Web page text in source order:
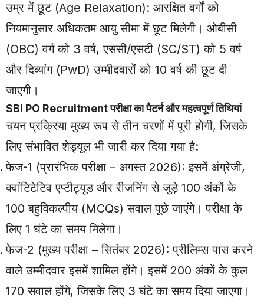
उम्र में छूट (Age Relaxation): आरक्षित वर्गों को
नियमानुसार अधिकतम आयु सीमा में छूट मिलेगी। ओबीसी
(OBC) वर्ग को 3 वर्ष, एससी/एसटी (SC/ST) को 5 वर्ष
और दिव्यांग (PwD) उम्मीदवारों को 10 वर्ष की छूट दी
जाएगी।
SBI PO Recruitment परीक्षा का पैटर्न और महत्वपूर्ण तिथियां
चयन प्रक्रिया मुख्य रूप से तीन चरणों में पूरी होगी, जिसके
लिए संभावित शेड्यूल भी जारी कर दिया गया है:
फेज-1 (प्रारंभिक परीक्षा – अगस्त 2026): इसमें अंग्रेजी,
क्वांटिटेटिव एप्टीट्यूड और रीजनिंग से जुड़े 100 अंकों के
100 बहुविकल्पीय (MCQs) सवाल पूछे जाएंगे। परीक्षा के
लिए 1 घंटे का समय मिलेगा।
फेज-2 (मुख्य परीक्षा – सितंबर 2026): प्रीलिम्स पास करने
वाले उम्मीदवार इसमें शामिल होंगे। इसमें 200 अंकों के कुल
170 सवाल होंगे, जिसके लिए 3 घंटे का समय दिया जाएगा।